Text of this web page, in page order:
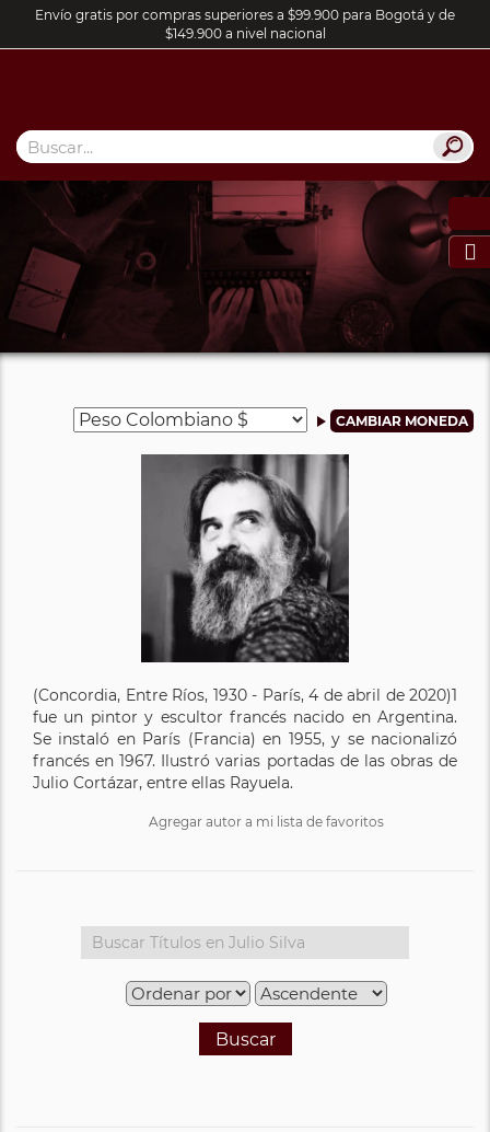
Envío gratis por compras superiores a $99.900 para Bogotá y de
$149.900 a nivel nacional

(Concordia, Entre Ríos, 1930 - París, 4 de abril de 2020)1​
fue un pintor y escultor francés nacido en Argentina.
Se instaló en París (Francia) en 1955, y se nacionalizó
francés en 1967. Ilustró varias portadas de las obras de
Julio Cortázar, entre ellas Rayuela.
Agregar autor a mi lista de favoritos
Buscar